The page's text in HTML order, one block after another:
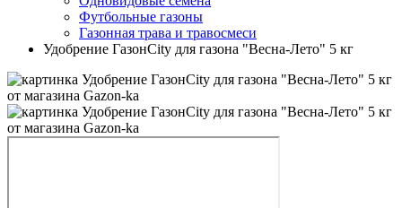
Футбольные газоны
Газонная трава и травосмеси
Удобрение ГазонCity для газона "Весна-Лето" 5 кг